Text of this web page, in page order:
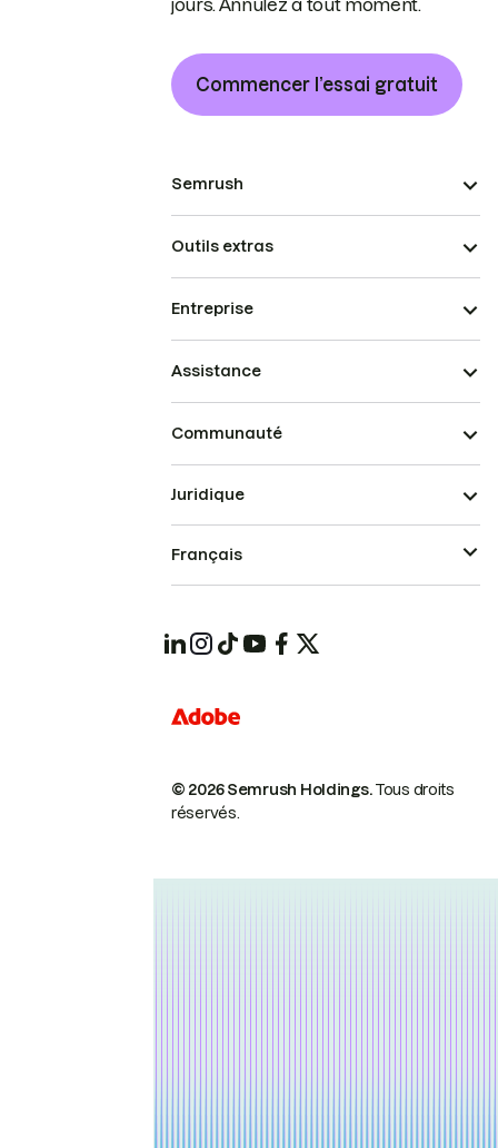
jours. Annulez à tout moment.
Commencer l’essai gratuit
Semrush
Outils extras
Entreprise
Assistance
Communauté
© 2026 Semrush Holdings.Tous droits
réservés.
Juridique
Français